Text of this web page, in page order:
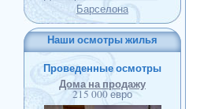
Барселона
Наши осмотры жилья
Проведенные осмотры
Дома на продажу
215 000 евро